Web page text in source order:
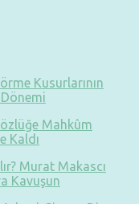
Kusurlarının
Mahkûm
Kaldı
Murat Makascı
Kavuşun